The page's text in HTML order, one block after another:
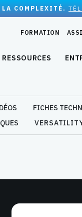
COMPLEXITÉ.
FORMATION
RESSOURCES
FICHES